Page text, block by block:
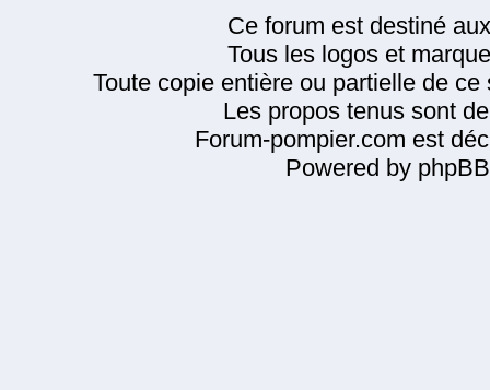
Ce forum est destiné
Tous les logos et
Toute copie entière ou partielle de
Les propos tenus sont
Forum-pompier.com est
Powered by